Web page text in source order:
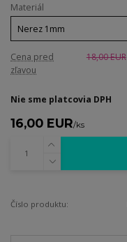
Materiál
Cena pred
zľavou
18,00 EUR
Nie sme platcovia DPH
16,00 EUR/ks
Číslo produktu: